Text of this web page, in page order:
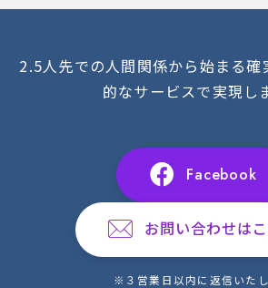
2.5人先での人間関係から始まる確
的なサービスで実現し
Facebook
お問い合わせは
※３営業日以内に返信いた